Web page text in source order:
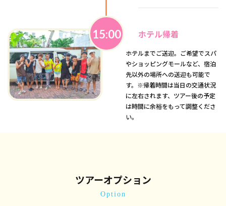
15:00 ホテル帰着
ホテルまでご送迎。ご希望でスパ
やショッピングモールなど、宿泊
先以外の場所への送迎も可能で
す。※帰着時間は当日の交通状況
に左右されます、ツアー後の予定
は時間に余裕をもって調整くださ
い。
ツアーオプション
Option